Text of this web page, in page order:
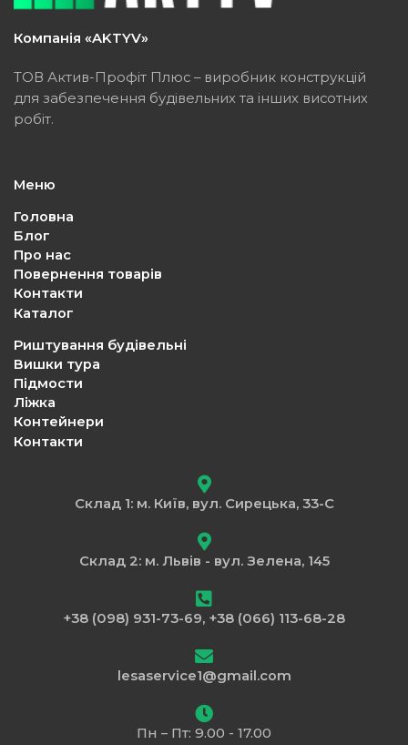
Компанія «AKTYV»
ТОВ Актив-Профіт Плюс – виробник конструкцій
для забезпечення будівельних та інших висотних
робіт.
Меню
Головна
Блог
Про нас
Повернення товарів
Контакти
Каталог
Риштування будівельні
Вишки тура
Підмости
Ліжка
Контейнери
Контакти
Склад 1: м. Київ, вул. Сирецька, 33-С
Склад 2: м. Львів - вул. Зелена, 145
+38 (098) 931-73-69, +38 (066) 113-68-28
lesaservice1@gmail.com
Пн – Пт: 9.00 - 17.00